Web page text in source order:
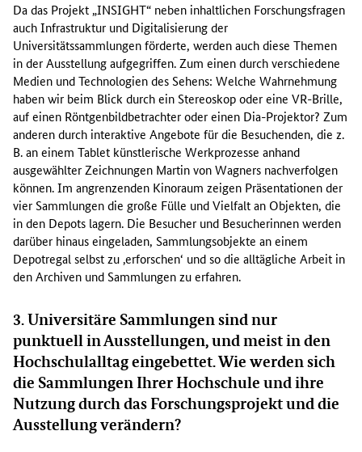
Da das Projekt „INSIGHT“ neben inhaltlichen Forschungsfragen
auch Infrastruktur und Digitalisierung der
Universitätssammlungen förderte, werden auch diese Themen
in der Ausstellung aufgegriffen. Zum einen durch verschiedene
Medien und Technologien des Sehens: Welche Wahrnehmung
haben wir beim Blick durch ein Stereoskop oder eine VR-Brille,
auf einen Röntgenbildbetrachter oder einen Dia-Projektor? Zum
anderen durch interaktive Angebote für die Besuchenden, die z.
B. an einem Tablet künstlerische Werkprozesse anhand
ausgewählter Zeichnungen Martin von Wagners nachverfolgen
können. Im angrenzenden Kinoraum zeigen Präsentationen der
vier Sammlungen die große Fülle und Vielfalt an Objekten, die
in den Depots lagern. Die Besucher und Besucherinnen werden
darüber hinaus eingeladen, Sammlungsobjekte an einem
Depotregal selbst zu ‚erforschen‘ und so die alltägliche Arbeit in
den Archiven und Sammlungen zu erfahren.
3. Universitäre Sammlungen sind nur
punktuell in Ausstellungen, und meist in den
Hochschulalltag eingebettet. Wie werden sich
die Sammlungen Ihrer Hochschule und ihre
Nutzung durch das Forschungsprojekt und die
Ausstellung verändern?